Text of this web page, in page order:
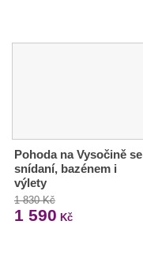
Pohoda na Vysočině se
snídaní, bazénem i
výlety
1 830 Kč
1 590 Kč